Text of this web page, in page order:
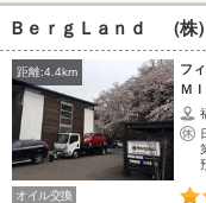
ＢｅｒｇＬａｎｄ （株
距離:4.4km
フ
Ｍ
オイル交換